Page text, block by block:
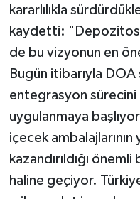
kararlılıkla
kaydetti:
de bu vizyonun en
Bugün itibarıyla
entegrasyon
uygulanmaya
içecek
kazandırıldığı
haline geçiyor.